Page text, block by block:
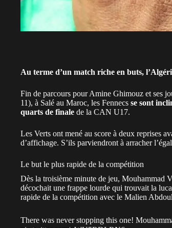
Au terme d’un match riche en buts,
Fin de parcours pour Amine Ghimouz et ses
11), à Salé au Maroc, les Fennecs se sont
quarts de finale de la CAN U17.
Les Verts ont mené au score à deux reprises
d’affichage. S’ils parviendront à arracher
Le but le plus rapide de la compétition
Dès la troisième minute de jeu, Mouhammad
décochait une frappe lourde qui trouvait la
rapide de la compétition avec le Malien
There was never stopping this one!